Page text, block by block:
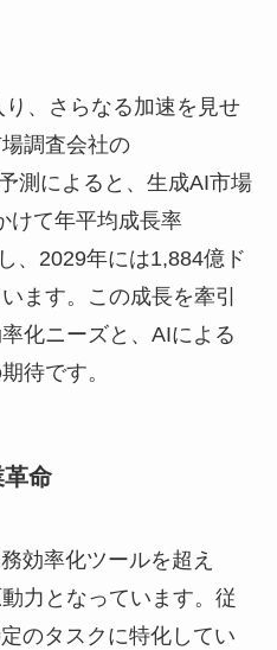
、さらなる加速を見せ
調査会社の
測によると、生成AI市場
けて年平均成長率
、2029年には1,884億ド
ます。この成長を牽引
化ニーズと、AIによる
待です。
命
効率化ツールを超え
力となっています。従
のタスクに特化してい